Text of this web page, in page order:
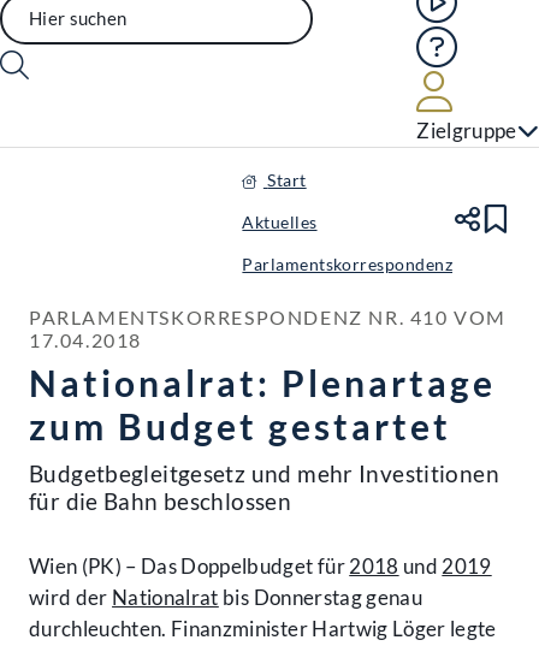
Hilfe
Zielgruppe
Start
Aktuelles
Parlamentskorrespondenz
PARLAMENTSKORRESPONDENZ NR. 410 VOM
17.04.2018
Nationalrat: Plenartage
zum Budget gestartet
Budgetbegleitgesetz und mehr Investitionen
für die Bahn beschlossen
Wien (PK) – Das Doppelbudget für2018 und 2019
wird der Nationalrat bis Donnerstag genau
durchleuchten. Finanzminister Hartwig Löger legte